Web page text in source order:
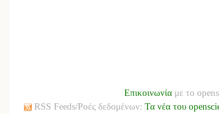
Επικοινωνία με το
RSS Feeds/Ροές δεδομένων: Τα νέα του